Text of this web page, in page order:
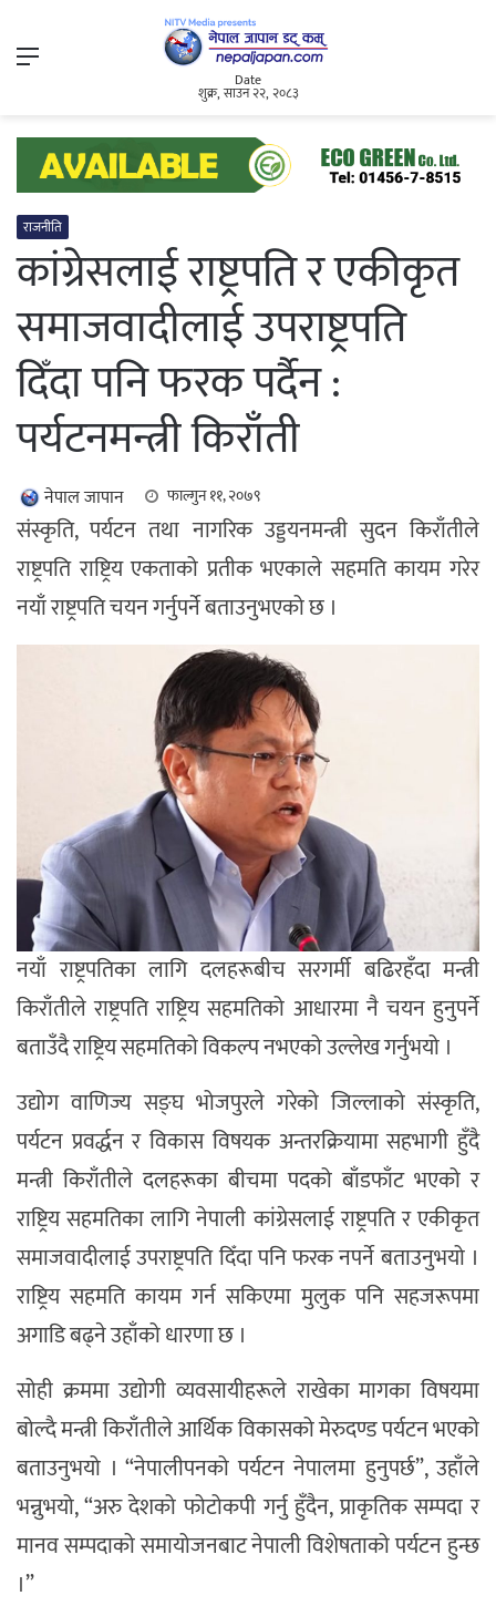
Menu
Date
शुक्र, साउन २२, २०८३
राजनीति
कांग्रेसलाई राष्ट्रपति र एकीकृत
समाजवादीलाई उपराष्ट्रपति
दिँदा पनि फरक पर्दैन :
पर्यटनमन्त्री किराँती
नेपाल जापान फाल्गुन ११, २०७९
संस्कृति, पर्यटन तथा नागरिक उड्डयनमन्त्री सुदन किराँतीले
राष्ट्रपति राष्ट्रिय एकताको प्रतीक भएकाले सहमति कायम गरेर
नयाँ राष्ट्रपति चयन गर्नुपर्ने बताउनुभएको छ ।
नयाँ राष्ट्रपतिका लागि दलहरूबीच सरगर्मी बढिरहँदा मन्त्री
किराँतीले राष्ट्रपति राष्ट्रिय सहमतिको आधारमा नै चयन हुनुपर्ने
बताउँदै राष्ट्रिय सहमतिको विकल्प नभएको उल्लेख गर्नुभयो ।
उद्योग वाणिज्य सङ्घ भोजपुरले गरेको जिल्लाको संस्कृति,
पर्यटन प्रवर्द्धन र विकास विषयक अन्तरक्रियामा सहभागी हुँदै
मन्त्री किराँतीले दलहरूका बीचमा पदको बाँडफाँट भएको र
राष्ट्रिय सहमतिका लागि नेपाली कांग्रेसलाई राष्ट्रपति र एकीकृत
समाजवादीलाई उपराष्ट्रपति दिँदा पनि फरक नपर्ने बताउनुभयो ।
राष्ट्रिय सहमति कायम गर्न सकिएमा मुलुक पनि सहजरूपमा
अगाडि बढ्ने उहाँको धारणा छ ।
सोही क्रममा उद्योगी व्यवसायीहरूले राखेका मागका विषयमा
बोल्दै मन्त्री किराँतीले आर्थिक विकासको मेरुदण्ड पर्यटन भएको
बताउनुभयो । “नेपालीपनको पर्यटन नेपालमा हुनुपर्छ”, उहाँले
भन्नुभयो, “अरु देशको फोटोकपी गर्नु हुँदैन, प्राकृतिक सम्पदा र
मानव सम्पदाको समायोजनबाट नेपाली विशेषताको पर्यटन हुन्छ
।”